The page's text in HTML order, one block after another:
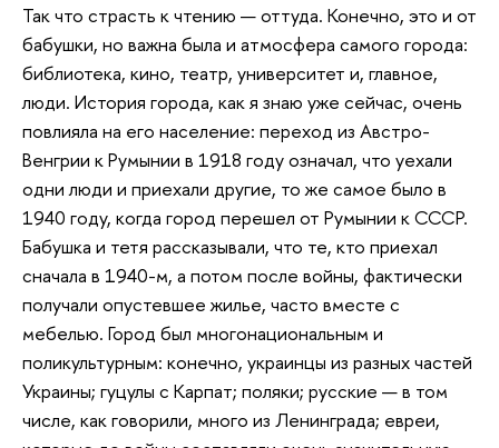
Так что страсть к чтению — оттуда. Конечно, это и от
бабушки, но важна была и атмосфера самого города:
библиотека, кино, театр, университет и, главное,
люди. История города, как я знаю уже сейчас, очень
повлияла на его население: переход из Австро-
Венгрии к Румынии в 1918 году означал, что уехали
одни люди и приехали другие, то же самое было в
1940 году, когда город перешел от Румынии к СССР.
Бабушка и тетя рассказывали, что те, кто приехал
сначала в 1940-м, а потом после войны, фактически
получали опустевшее жилье, часто вместе с
мебелью. Город был многонациональным и
поликультурным: конечно, украинцы из разных частей
Украины; гуцулы с Карпат; поляки; русские — в том
числе, как говорили, много из Ленинграда; евреи,